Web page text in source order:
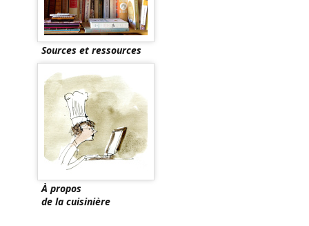
Sources et ressources
À propos
de la cuisinière